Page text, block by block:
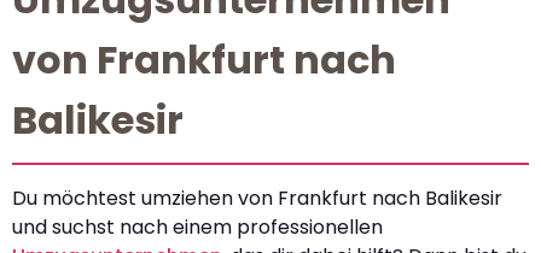
von Frankfurt nach
Balikesir
Du möchtest umziehen von Frankfurt nach Balikesir
und suchst nach einem professionellen